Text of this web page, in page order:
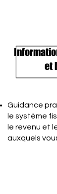
et
Guidance
le système
le revenu et
auxquels